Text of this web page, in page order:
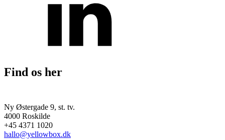
Find os her
Ny Østergade 9, st. tv.
4000 Roskilde
+45 4371 1020
hallo@yellowbox.dk